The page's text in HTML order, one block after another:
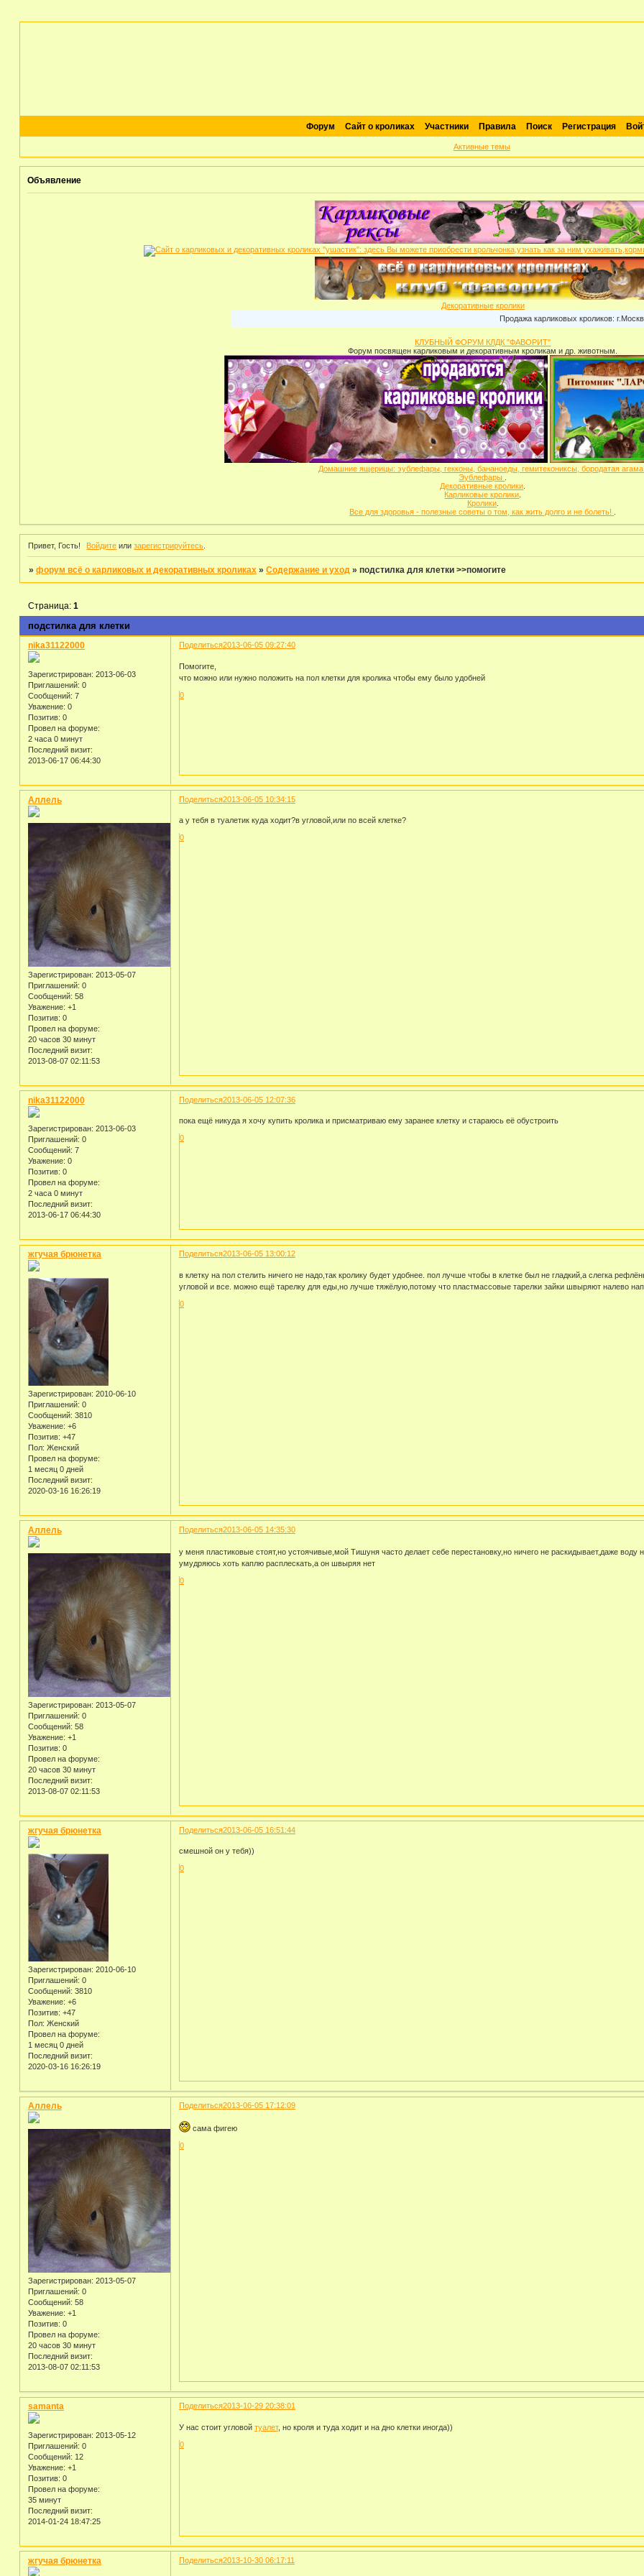
Форум Сайт о кроликах Участники Правила Поиск Регистрация
Активные темы
Объявление
Декоративные кролики
Продажа карликовых кроликов: г.Москва ,
КЛУБНЫЙ ФОРУМ КЛДК "ФАВОРИТ"
Форум посвящен карликовым и декоративным кроликам и др. животным.
Домашние ящерицы: эублефары, гекконы, бананоеды, гемитекониксы, бородатая
Эублефары
Декоративные кролики
Карликовые кролики
Кролики.
Все для здоровья - полезные советы о том, как жить долго и не болеть!
Привет, Гость! Войдите илизарегистрируйтесь
» форум всё о карликовых и декоративных кроликах » Содержание и уход » подстилка для клетки >>помогите
подстилка для клетки
Страница: 1
Поделиться2013-06-05 09:27:40
nika31122000
Зарегистрирован: 2013-06-03
Приглашений: 0
Сообщений: 7
Уважение: 0
Позитив: 0
Провел на форуме:
2 часа 0 минут
Последний визит:
2013-06-17 06:44:30
Помогите,
что можно или нужно положить на пол клетки для кролика чтобы ему было удобней
0
Поделиться2013-06-05 10:34:15
Аллель
Зарегистрирован: 2013-05-07
Приглашений: 0
Сообщений: 58
Уважение: +1
Позитив: 0
Провел на форуме:
20 часов 30 минут
Последний визит:
2013-08-07 02:11:53
а у тебя в туалетик куда ходит?в угловой,или по всей клетке?
0
Поделиться2013-06-05 12:07:36
nika31122000
Зарегистрирован: 2013-06-03
Приглашений: 0
Сообщений: 7
Уважение: 0
Позитив: 0
Провел на форуме:
2 часа 0 минут
Последний визит:
2013-06-17 06:44:30
пока ещё никуда я хочу купить кролика и присматриваю ему заранее клетку и стараюсь её обустроить
0
Поделиться2013-06-05 13:00:12
жгучая брюнетка
Зарегистрирован: 2010-06-10
Приглашений: 0
Сообщений: 3810
Уважение: +6
Позитив: +47
Пол: Женский
Провел на форуме:
1 месяц 0 дней
Последний визит:
2020-03-16 16:26:19
в клетку на пол стелить ничего не надо,так кролику будет удобнее. пол лучше чтобы в клетке был не гладкий,а слегка
угловой и все. можно ещё тарелку для еды,но лучше тяжёлую,потому что пластмассовые тарелки зайки швыряют налево
0
Поделиться2013-06-05 14:35:30
Аллель
Зарегистрирован: 2013-05-07
Приглашений: 0
Сообщений: 58
Уважение: +1
Позитив: 0
Провел на форуме:
20 часов 30 минут
Последний визит:
2013-08-07 02:11:53
у меня пластиковые стоят,но устоячивые,мой Тишуня часто делает себе перестановку,но ничего не раскидывает,даже воду
умудряюсь хоть каплю расплескать,а он швыряя нет
0
Поделиться2013-06-05 16:51:44
жгучая брюнетка
Зарегистрирован: 2010-06-10
Приглашений: 0
Сообщений: 3810
Уважение: +6
Позитив: +47
Пол: Женский
Провел на форуме:
1 месяц 0 дней
Последний визит:
2020-03-16 16:26:19
смешной он у тебя))
0
Поделиться2013-06-05 17:12:09
Аллель
Зарегистрирован: 2013-05-07
Приглашений: 0
Сообщений: 58
Уважение: +1
Позитив: 0
Провел на форуме:
20 часов 30 минут
Последний визит:
2013-08-07 02:11:53
сама фигею
0
Поделиться2013-10-29 20:38:01
samanta
Зарегистрирован: 2013-05-12
Приглашений: 0
Сообщений: 12
Уважение: +1
Позитив: 0
Провел на форуме:
35 минут
Последний визит:
2014-01-24 18:47:25
У нас стоит угловой туалет, но кроля и туда ходит и на дно клетки иногда))
0
Поделиться2013-10-30 06:17:11
жгучая брюнетка